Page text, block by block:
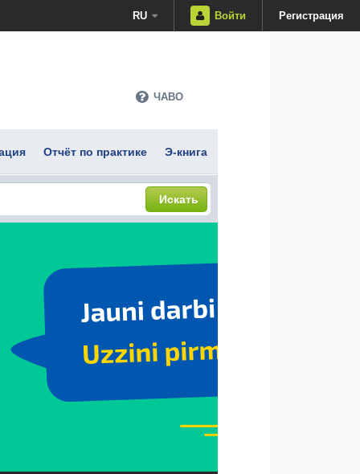
RU Войти Регистрация
ЧАВО
Отчёт по практике Э-книга
Искать